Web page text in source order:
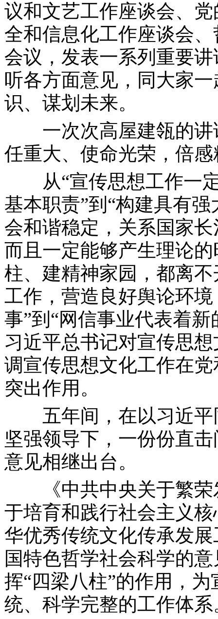
议和文艺工作座谈会、
全和信息化工作座谈会
会议，发表一系列重要
听各方面意见，同大家
识、谋划未来。
一次次高屋建瓴的讲
任重大、使命光荣，倍
从“宣传思想工作一
基本职责”到“构建具有
会和谐稳定，关系国家
而且一定能够产生理论
柱、建精神家园，都离
工作，营造良好舆论环
事”到“网信事业代表着
习近平总书记对宣传思
调宣传思想文化工作在
突出作用。
五年间，在以习近平
坚强领导下，一份份直
意见相继出台。
《中共中央关于繁荣
于培育和践行社会主义
华优秀传统文化传承发
国特色哲学社会科学的
挥“四梁八柱”的作用，
统、科学完整的工作体系